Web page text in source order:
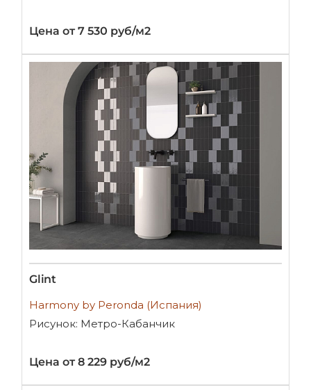
Цена от 7 530 руб/м2
Glint
Harmony by Peronda (Испания)
Рисунок: Метро-Кабанчик
Цена от 8 229 руб/м2